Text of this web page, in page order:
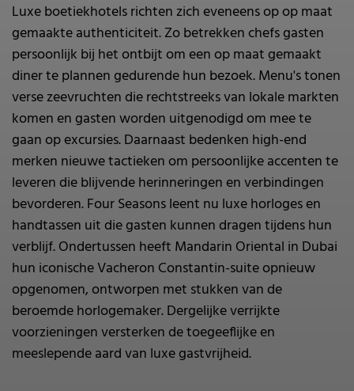
Luxe boetiekhotels richten zich eveneens op op maat
gemaakte authenticiteit. Zo betrekken chefs gasten
persoonlijk bij het ontbijt om een op maat gemaakt
diner te plannen gedurende hun bezoek. Menu's tonen
verse zeevruchten die rechtstreeks van lokale markten
komen en gasten worden uitgenodigd om mee te
gaan op excursies. Daarnaast bedenken high-end
merken nieuwe tactieken om persoonlijke accenten te
leveren die blijvende herinneringen en verbindingen
bevorderen. Four Seasons leent nu luxe horloges en
handtassen uit die gasten kunnen dragen tijdens hun
verblijf. Ondertussen heeft Mandarin Oriental in Dubai
hun iconische Vacheron Constantin-suite opnieuw
opgenomen, ontworpen met stukken van de
beroemde horlogemaker. Dergelijke verrijkte
voorzieningen versterken de toegeeflijke en
meeslepende aard van luxe gastvrijheid.